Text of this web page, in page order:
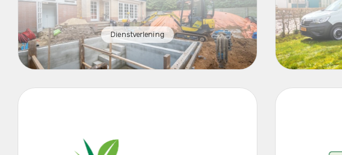
Dienstverlening